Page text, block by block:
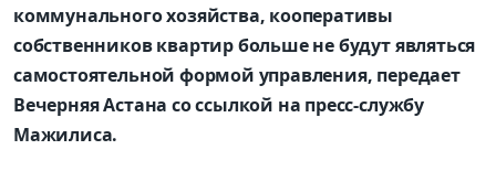
коммунального хозяйства, кооперативы
собственников квартир больше не будут являться
самостоятельной формой управления, передает
Вечерняя Астана со ссылкой на пресс-службу
Мажилиса.